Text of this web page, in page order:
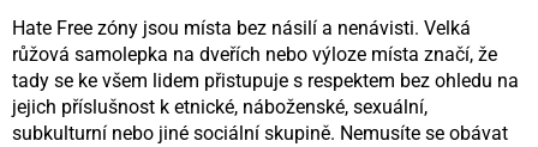
Hate Free zóny jsou místa bez násilí a nenávisti. Velká
růžová samolepka na dveřích nebo výloze místa značí, že
tady se ke všem lidem přistupuje s respektem bez ohledu na
jejich příslušnost k etnické, náboženské, sexuální,
subkulturní nebo jiné sociální skupině. Nemusíte se obávat